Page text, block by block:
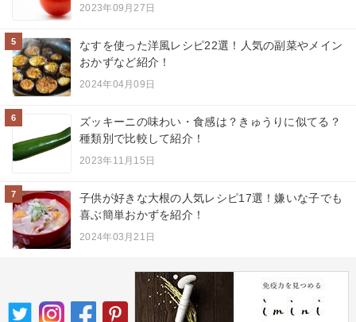
2023年09月27日
5
なすを使った洋風レシピ22選！人気の副菜やメイン
おかずなど紹介！
2024年04月09日
6
ズッキーニの味わい・食感は？きゅうりに似てる？
種類別で比較して紹介！
2023年11月15日
7
子供が好きな大根の人気レシピ17選！嫌いな子でも
喜ぶ簡単おかずを紹介！
2024年03月21日